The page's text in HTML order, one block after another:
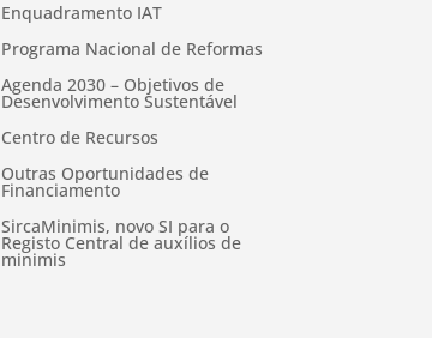
Enquadramento IAT
Programa Nacional de Reformas
Agenda 2030 – Objetivos de
Desenvolvimento Sustentável
Centro de Recursos
Outras Oportunidades de
Financiamento
SircaMinimis, novo SI para o
Registo Central de auxílios de
minimis